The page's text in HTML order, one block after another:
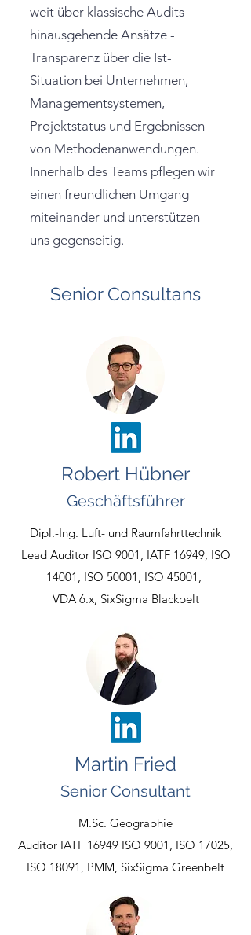
weit über klassische Audits
hinausgehende Ansätze -
Transparenz über die Ist-
Situation bei Unternehmen,
Managementsystemen,
Projektstatus und Ergebnissen
von Methodenanwendungen.
Innerhalb des Teams pflegen wir
einen freundlichen Umgang
miteinander und unterstützen
uns gegenseitig.
Senior Consultans
Robert Hübner
Geschäftsführer
Dipl.-Ing. Luft- und Raumfahrttechnik
Lead Auditor ISO 9001, IATF 16949, ISO
14001, ISO 50001, ISO 45001,
VDA 6.x, SixSigma Blackbelt
Martin Fried
Senior Consultant
M.Sc. Geographie
Auditor IATF 16949 ISO 9001, ISO 17025,
ISO 18091, PMM, SixSigma Greenbelt